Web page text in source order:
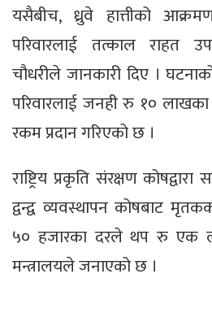
यसैबीच, ध्रुवे हात्तीको
परिवारलाई तत्काल राहत
चौधरीले जानकारी दिए ।
परिवारलाई जनही रु १०
रकम प्रदान गरिएको छ ।
राष्ट्रिय प्रकृति संरक्षण
द्वन्द्व व्यवस्थापन कोषबाट
५० हजारका दरले थप रु एक
मन्त्रालयले जनाएको छ ।